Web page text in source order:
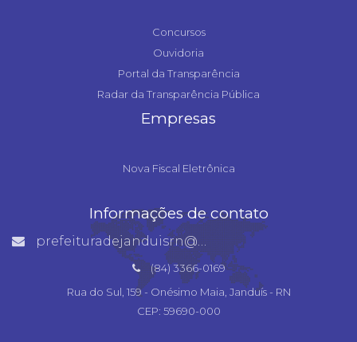
Concursos
Ouvidoria
Portal da Transparência
Radar da Transparência Pública
Empresas
Nova Fiscal Eletrônica
Informações de contato
prefeituradejanduisrn@gmail.com
(84) 3366-0169
Rua do Sul, 159 - Onésimo Maia, Janduís - RN
CEP: 59690-000